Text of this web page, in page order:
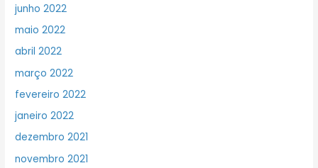
junho 2022
maio 2022
abril 2022
março 2022
fevereiro 2022
janeiro 2022
dezembro 2021
novembro 2021